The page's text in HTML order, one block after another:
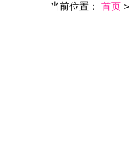
当前位置： 首页 >